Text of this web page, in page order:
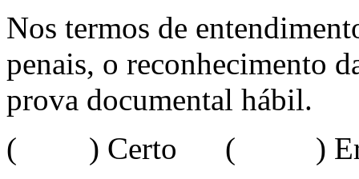
Nos termos de
penais, o reconhecimento
prova documental hábil.
( ) Certo ( )